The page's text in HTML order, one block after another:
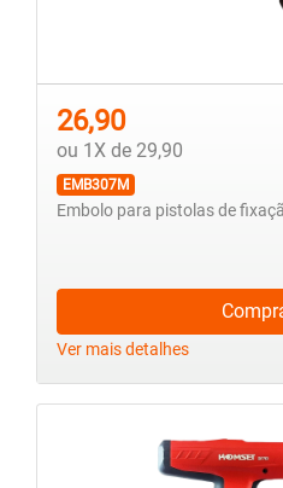
26,90
ou 1X de 29,90
EMB307M
Embolo para pistolas de
Ver mais detalhes